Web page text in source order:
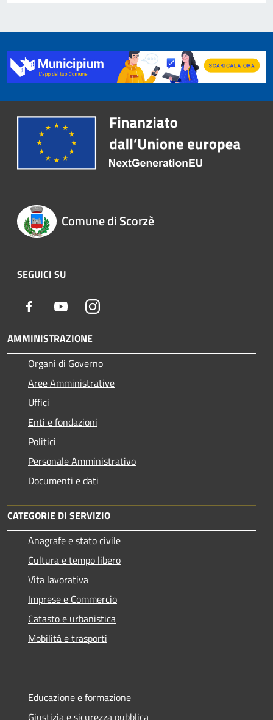
Comune di Scorzè
SEGUICI SU
Facebook YoutubeInstagram
AMMINISTRAZIONE
Organi di Governo
Aree Amministrative
Uffici
Enti e fondazioni
Politici
Personale Amministrativo
Documenti e dati
CATEGORIE DI SERVIZIO
Anagrafe e stato civile
Cultura e tempo libero
Vita lavorativa
Imprese e Commercio
Catasto e urbanistica
Mobilità e trasporti
Educazione e formazione